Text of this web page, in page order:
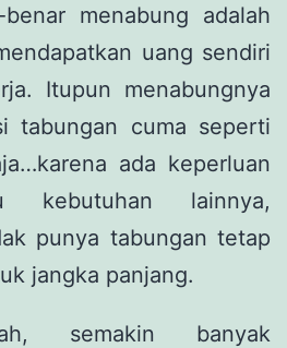
menabung adalah
uang sendiri
Itupun menabungnya
tabungan cuma seperti
ada keperluan
kebutuhan lainnya,
punya tabungan tetap
jangka panjang.
semakin banyak